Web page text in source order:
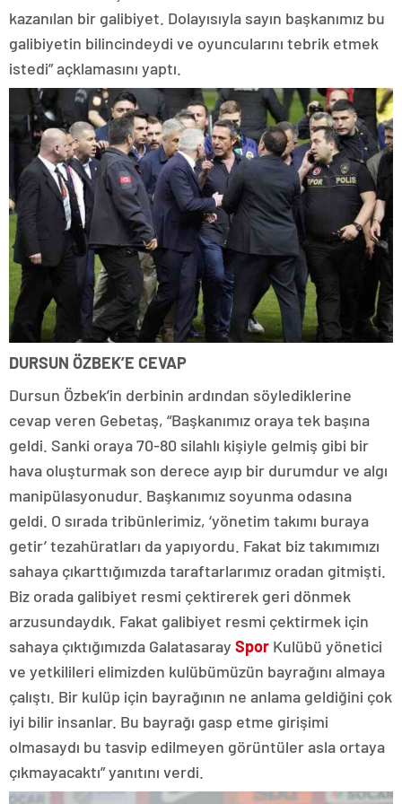
kazanılan bir galibiyet. Dolayısıyla sayın başkanımız bu
galibiyetin bilincindeydi ve oyuncularını tebrik etmek
istedi” açklamasını yaptı.
DURSUN ÖZBEK’E CEVAP
Dursun Özbek’in derbinin ardından söylediklerine
cevap veren Gebetaş, “Başkanımız oraya tek başına
geldi. Sanki oraya 70-80 silahlı kişiyle gelmiş gibi bir
hava oluşturmak son derece ayıp bir durumdur ve algı
manipülasyonudur. Başkanımız soyunma odasına
geldi. O sırada tribünlerimiz, ‘yönetim takımı buraya
getir’ tezahüratları da yapıyordu. Fakat biz takımımızı
sahaya çıkarttığımızda taraftarlarımız oradan gitmişti.
Biz orada galibiyet resmi çektirerek geri dönmek
arzusundaydık. Fakat galibiyet resmi çektirmek için
sahaya çıktığımızda Galatasaray Spor Kulübü yönetici
ve yetkilileri elimizden kulübümüzün bayrağını almaya
çalıştı. Bir kulüp için bayrağının ne anlama geldiğini çok
iyi bilir insanlar. Bu bayrağı gasp etme girişimi
olmasaydı bu tasvip edilmeyen görüntüler asla ortaya
çıkmayacaktı” yanıtını verdi.